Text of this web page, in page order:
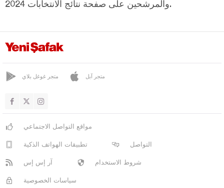
قرقلر ايلي
قرشهير
كوتاهيا
مالاطيا
مانيسا
والمرشحين على صفحة نتائج الانتخابات 2024.
متجر غوغل بلاي متجر آبل
مواقع التواصل الاجتماعي
تطبيقات الهواتف الذكية التواصل
آر إس إس شروط الاستخدام
سياسات الخصوصية